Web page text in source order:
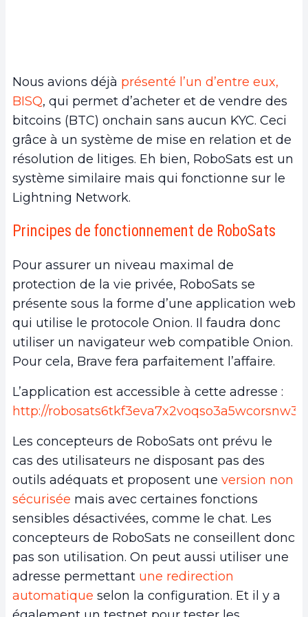
Nous avions déjà présenté l’un d’entre eux,
BISQ, qui permet d’acheter et de vendre des
bitcoins (BTC) onchain sans aucun KYC. Ceci
grâce à un système de mise en relation et de
résolution de litiges. Eh bien, RoboSats est un
système similaire mais qui fonctionne sur le
Lightning Network.
Principes de fonctionnement de RoboSats
Pour assurer un niveau maximal de
protection de la vie privée, RoboSats se
présente sous la forme d’une application web
qui utilise le protocole Onion. Il faudra donc
utiliser un navigateur web compatible Onion.
Pour cela, Brave fera parfaitement l’affaire.
L’application est accessible à cette adresse :
http://
Les concepteurs de RoboSats ont prévu le
cas des utilisateurs ne disposant pas des
outils adéquats et proposent une version non
sécurisée mais avec certaines fonctions
sensibles désactivées, comme le chat. Les
concepteurs de RoboSats ne conseillent donc
pas son utilisation. On peut aussi utiliser une
adresse permettant une redirection
automatique selon la configuration. Et il y a